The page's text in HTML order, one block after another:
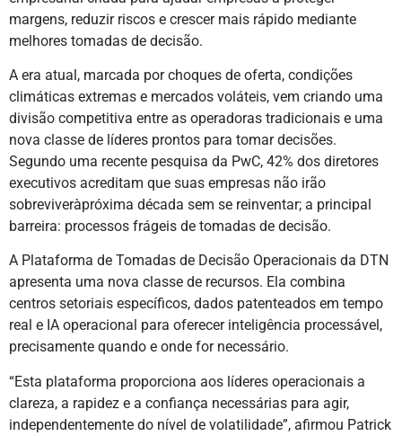
margens, reduzir riscos e crescer mais rápido mediante
melhores tomadas de decisão.
A era atual, marcada por choques de oferta, condições
climáticas extremas e mercados voláteis, vem criando uma
divisão competitiva entre as operadoras tradicionais e uma
nova classe de líderes prontos para tomar decisões.
Segundo uma recente pesquisa da PwC, 42% dos diretores
executivos acreditam que suas empresas não irão
sobreviveràpróxima década sem se reinventar; a principal
barreira: processos frágeis de tomadas de decisão.
A Plataforma de Tomadas de Decisão Operacionais da DTN
apresenta uma nova classe de recursos. Ela combina
centros setoriais específicos, dados patenteados em tempo
real e IA operacional para oferecer inteligência processável,
precisamente quando e onde for necessário.
“Esta plataforma proporciona aos líderes operacionais a
clareza, a rapidez e a confiança necessárias para agir,
independentemente do nível de volatilidade”, afirmou Patrick